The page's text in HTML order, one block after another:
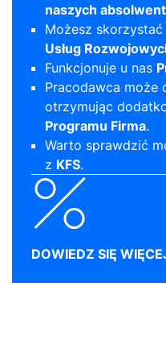
naszych
Możesz
Usług
Funkcjonuje u nas
Pracodawca może
otrzymując
Programu Firma.
Warto sprawdzić
z KFS.
DOWIEDZ SIĘ